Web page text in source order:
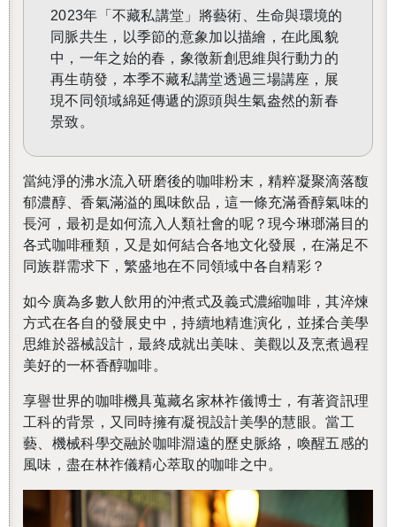
2023年「不藏私講堂」將藝術、生命與環境的
同脈共生，以季節的意象加以描繪，在此風貌
中，一年之始的春，象徵新創思維與行動力的
再生萌發，本季不藏私講堂透過三場講座，展
現不同領域綿延傳遞的源頭與生氣盎然的新春
景致。
當純淨的沸水流入研磨後的咖啡粉末，精粹凝聚滴落馥
郁濃醇、香氣滿溢的風味飲品，這一條充滿香醇氣味的
長河，最初是如何流入人類社會的呢？現今琳瑯滿目的
各式咖啡種類，又是如何結合各地文化發展，在滿足不
同族群需求下，繁盛地在不同領域中各自精彩？
如今廣為多數人飲用的沖煮式及義式濃縮咖啡，其淬煉
方式在各自的發展史中，持續地精進演化，並揉合美學
思維於器械設計，最終成就出美味、美觀以及烹煮過程
美好的一杯香醇咖啡。
享譽世界的咖啡機具蒐藏名家林祚儀博士，有著資訊理
工科的背景，又同時擁有凝視設計美學的慧眼。當工
藝、機械科學交融於咖啡淵遠的歷史脈絡，喚醒五感的
風味，盡在林祚儀精心萃取的咖啡之中。